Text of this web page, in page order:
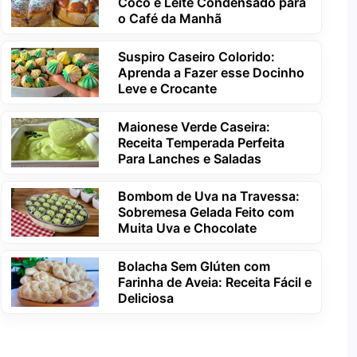
o Café da Manhã
Suspiro Caseiro Colorido:
Aprenda a Fazer esse Docinho
Leve e Crocante
Maionese Verde Caseira:
Receita Temperada Perfeita
Para Lanches e Saladas
Bombom de Uva na Travessa:
Sobremesa Gelada Feito com
Muita Uva e Chocolate
Bolacha Sem Glúten com
Farinha de Aveia: Receita Fácil e
Deliciosa